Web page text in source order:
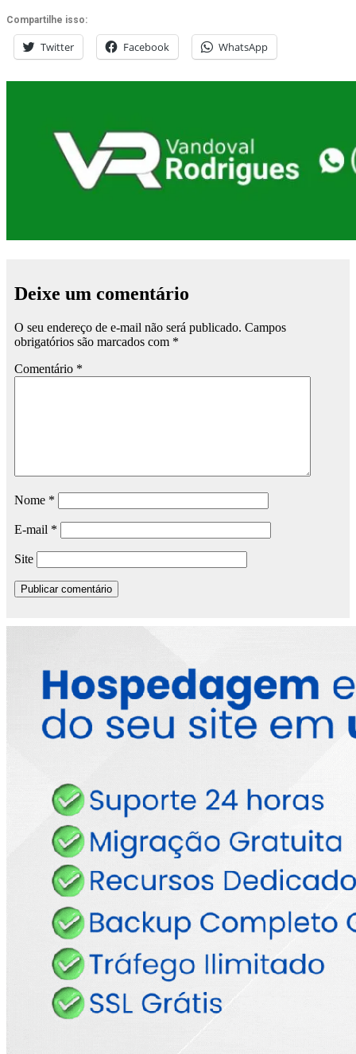
Compartilhe isso:
Twitter Facebook WhatsApp
Deixe um comentário
O seu endereço de e-mail não será publicado. Campos
obrigatórios são marcados com *
Comentário *
Nome *
E-mail *
Site